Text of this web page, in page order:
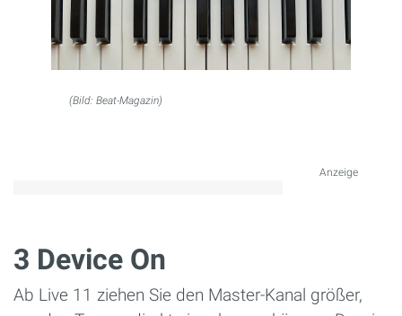
(Bild: Beat-Magazin)
Anzeige
3 Device On
Ab Live 11 ziehen Sie den Master-Kanal größer,